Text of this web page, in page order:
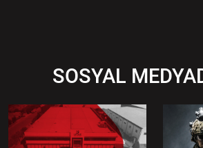
SOSYAL